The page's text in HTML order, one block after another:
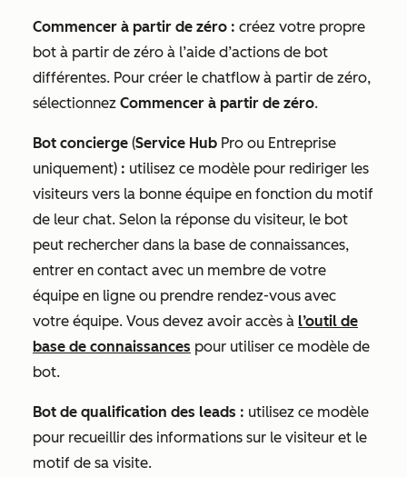
Commencer à partir de zéro : créez votre propre
bot à partir de zéro à l’aide d’actions de bot
différentes. Pour créer le chatflow à partir de zéro,
sélectionnez Commencer à partir de zéro.
Bot concierge (Service Hub Pro ou Entreprise
uniquement) : utilisez ce modèle pour rediriger les
visiteurs vers la bonne équipe en fonction du motif
de leur chat. Selon la réponse du visiteur, le bot
peut rechercher dans la base de connaissances,
entrer en contact avec un membre de votre
équipe en ligne ou prendre rendez-vous avec
votre équipe. Vous devez avoir accès à l’outil de
base de connaissances pour utiliser ce modèle de
bot.
Bot de qualification des leads : utilisez ce modèle
pour recueillir des informations sur le visiteur et le
motif de sa visite.